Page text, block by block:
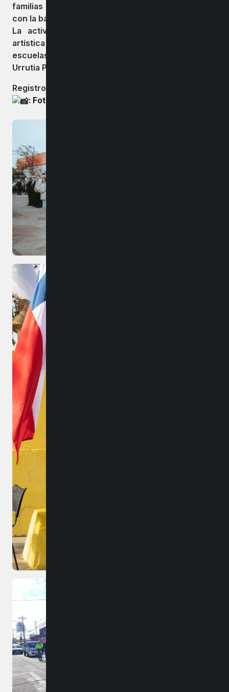
familias que recorrieron las calles de la comuna
con la banda instrumental del Liceo Manuel Bulnes.
La actividad culminó con una linda expresión
artística preparada por estudiantes de las
escuelas, Presidente Eduardo Freí Montalva y Celia
Urrutia Prieto de Bulnes.
Registro fotográfico completo en el siguiente link
: Fotografías actividades